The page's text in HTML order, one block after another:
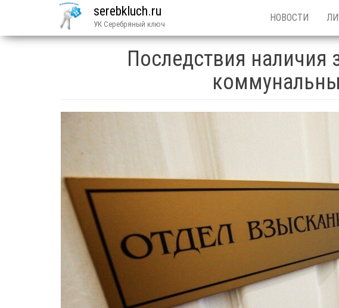
serebkluch.ru
УК Серебряный ключ
НОВОСТИ
Последствия наличия